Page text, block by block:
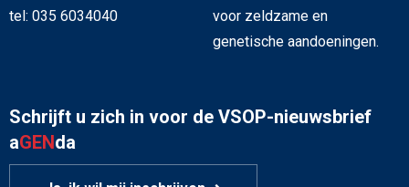
tel: 035 6034040
voor zeldzame en
genetische aandoeningen.
Schrijft u zich in voor de VSOP-nieuwsbrief
aGENda